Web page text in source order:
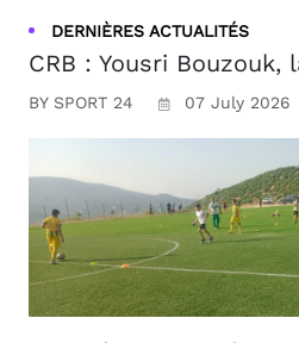
DERNIÈRES ACTUALITÉS
CRB : Yousri Bouzouk,
BY SPORT 24 07 July 2026